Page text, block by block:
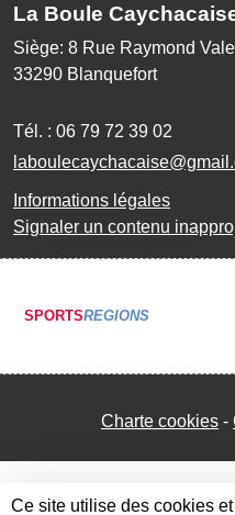
La Boule
Siège: 8 Rue Raymond
33290 Blanquefort
Tél. : 06 79 72 39 02
Informations légales
Signaler un contenu
SPORTSREGIONS
Charte cookies
Ce site utilise des cookies